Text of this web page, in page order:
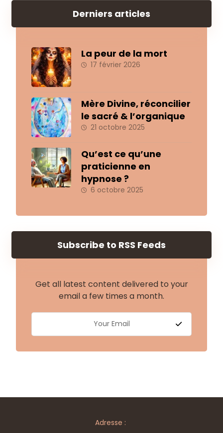
Derniers articles
La peur de la mort
17 février 2026
Mère Divine, réconcilier
le sacré & l’organique
21 octobre 2025
Qu’est ce qu’une
praticienne en
hypnose ?
6 octobre 2025
Subscribe to RSS Feeds
Get all latest content delivered to your
email a few times a month.
Adresse :